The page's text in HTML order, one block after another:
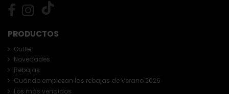
PRODUCTOS
Outlet
Novedades
Rebajas
Cuándo empiezan las rebajas de Verano 2026
Los más vendidos